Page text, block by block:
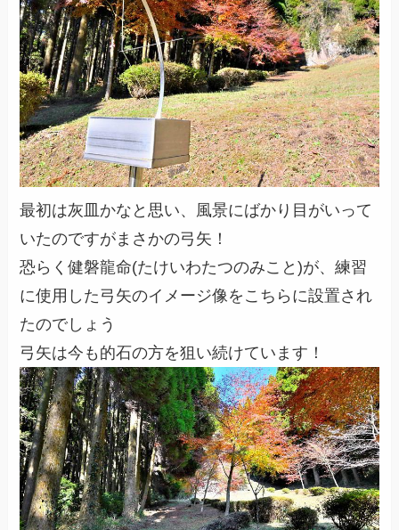
最初は灰皿かなと思い、風景にばかり目がいって
いたのですがまさかの弓矢！
恐らく健磐龍命(たけいわたつのみこと)が、練習
に使用した弓矢のイメージ像をこちらに設置され
たのでしょう
弓矢は今も的石の方を狙い続けています！